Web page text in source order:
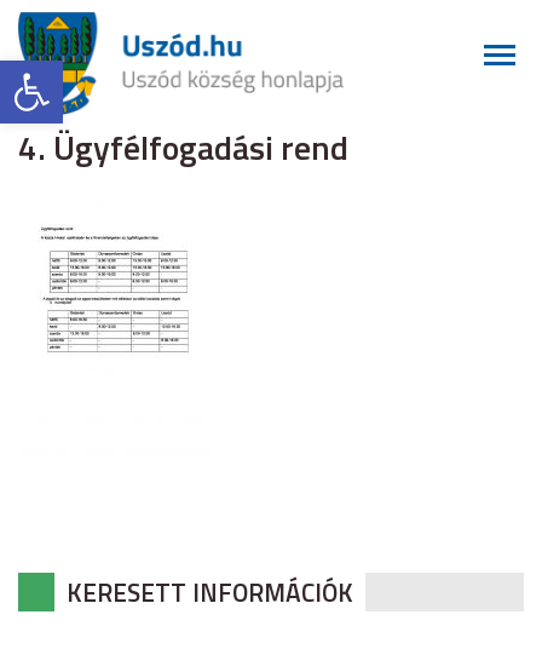
Eszköztár megnyitása
4. Ügyfélfogadási rend
KERESETT INFORMÁCIÓK